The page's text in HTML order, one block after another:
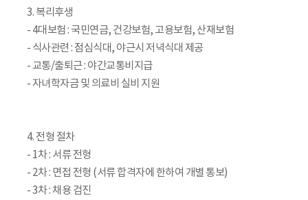
3. 복리후생
- 4대보험 : 국민연금, 건강보험, 고용보험, 산재보험
- 식사관련 : 점심식대, 야근시 저녁식대 제공
- 교통/출퇴근 : 야간교통비지급
- 자녀학자금 및 의료비 실비 지원
4. 전형 절차
- 1차 : 서류 전형
- 2차 : 면접 전형 (서류 합격자에 한하여 개별 통보)
- 3차 : 채용 검진